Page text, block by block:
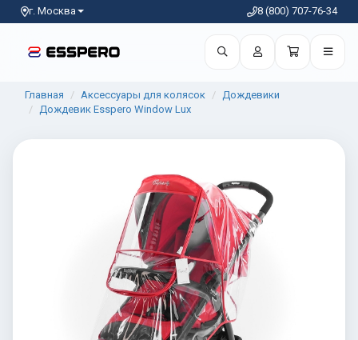
г. Москва 8 (800) 707-76-34
Главная Аксессуары для колясок
Дождевики
Дождевик Esspero Window Lux